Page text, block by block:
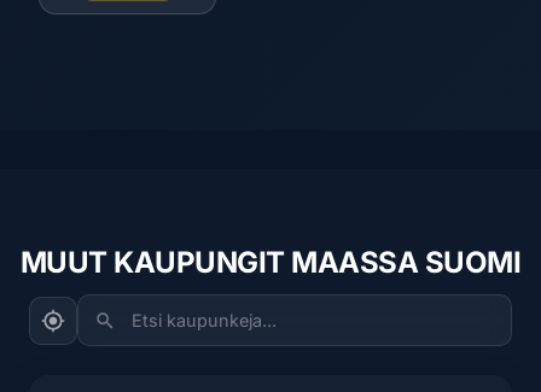
MUUT KAUPUNGIT MAASSA SUOMI
Etsi kaupunkeja...